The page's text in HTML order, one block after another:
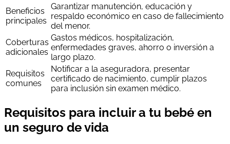
Beneficios
principales
Garantizar manutención, educación y
respaldo económico en caso de fallecimiento
del menor.
Coberturas
adicionales
Gastos médicos, hospitalización,
enfermedades graves, ahorro o inversión a
largo plazo.
Requisitos
comunes
Notificar a la aseguradora, presentar
certificado de nacimiento, cumplir plazos
para inclusión sin examen médico.
Requisitos para incluir a tu bebé en
un seguro de vida